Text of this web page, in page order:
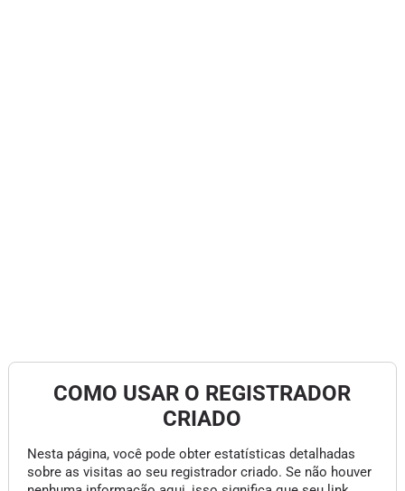
COMO USAR O REGISTRADOR
CRIADO
Nesta página, você pode obter estatísticas detalhadas
sobre as visitas ao seu registrador criado. Se não houver